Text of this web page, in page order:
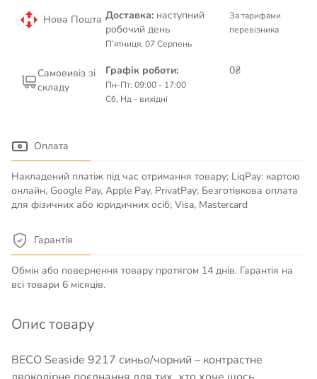
Нова Пошта Доставка: наступний
робочий день
П’ятниця, 07 Серпень
За тарифами
перевізника
Самовивіз зі
складу
Графік роботи:
Пн-Пт: 09:00 - 17:00
Сб, Нд - вихідні
0₴
Оплата
Накладений платіж під час отримання товару; LiqPay: картою
онлайн, Google Pay, Apple Pay, PrivatPay; Безготівкова оплата
для фізичних або юридичних осіб; Visa, Mastercard
Гарантія
Обмін або повернення товару протягом 14 днів. Гарантія на
всі товари 6 місяців.
Опис товару
BECO Seaside 9217 синьо/чорний – контрастне